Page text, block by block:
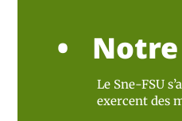
Le Sne-FSU
exercent des